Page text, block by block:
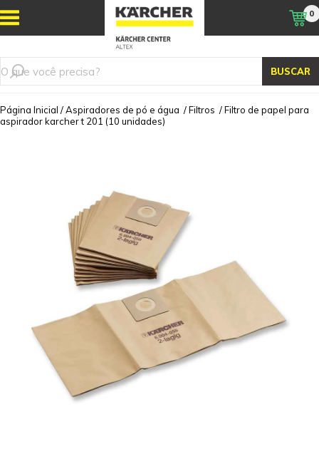
BUSCAR
0
Página Inicial /Aspiradores de pó e água /Filtros /Filtro de papel para
aspirador karcher t 201 (10 unidades)